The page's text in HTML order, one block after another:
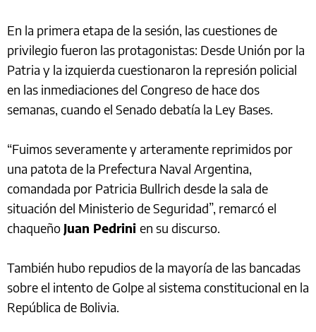
En la primera etapa de la sesión, las cuestiones de
privilegio fueron las protagonistas: Desde Unión por la
Patria y la izquierda cuestionaron la represión policial
en las inmediaciones del Congreso de hace dos
semanas, cuando el Senado debatía la Ley Bases.
“Fuimos severamente y arteramente reprimidos por
una patota de la Prefectura Naval Argentina,
comandada por Patricia Bullrich desde la sala de
situación del Ministerio de Seguridad”, remarcó el
chaqueño Juan Pedrini en su discurso.
También hubo repudios de la mayoría de las bancadas
sobre el intento de Golpe al sistema constitucional en la
República de Bolivia.